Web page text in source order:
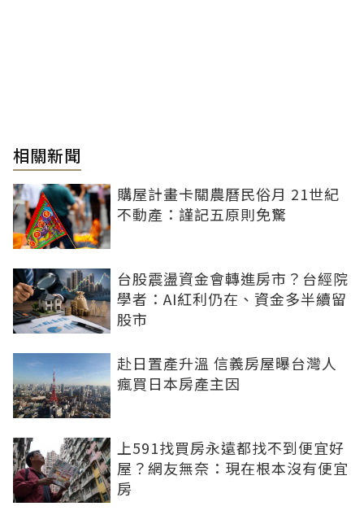
相關新聞
購屋計畫卡關農曆民俗月 21世紀
不動產：謹記五原則免驚
台股震盪資金會轉進房市？台經院
學者：AI紅利仍在、資金多半續留
股市
赴日置產升溫 信義房屋曝台灣人
瘋買日本房產主因
上591找買房永遠都找不到便宜好
屋？網友無奈：現在根本沒有便宜
房